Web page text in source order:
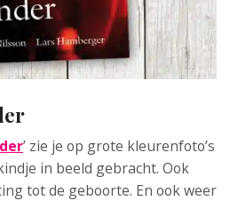
’ zie je op grote kleurenfoto’s
in beeld gebracht. Ook
tot de geboorte. En ook weer